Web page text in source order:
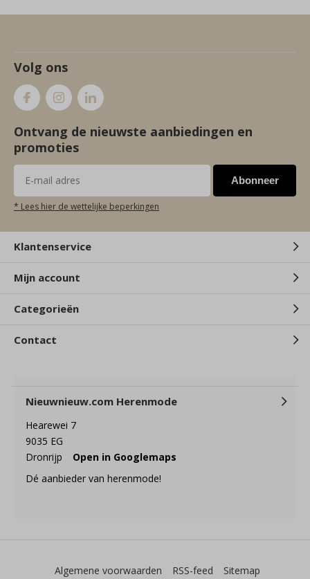
Volg ons
Ontvang de nieuwste aanbiedingen en
promoties
Abonneer
* Lees hier de wettelijke beperkingen
Klantenservice
Mijn account
Categorieën
Contact
Nieuwnieuw.com Herenmode
Hearewei 7
9035 EG
Dronrijp
Open in Googlemaps
Dé aanbieder van herenmode!
Algemene voorwaarden RSS-feed Sitemap